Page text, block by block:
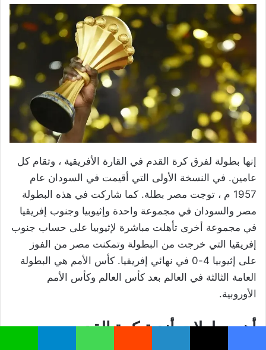
إنها بطولة لفرق كرة القدم في القارة الأفريقية ، وتقام كل
عامين. في النسخة الأولى التي أقيمت في السودان عام
1957 م ، توجت مصر بطلة. كما شاركت في هذه البطولة
مصر والسودان في مجموعة واحدة وإثيوبيا وجنوب إفريقيا
في مجموعة أخرى تأهلت مباشرة لإثيوبيا على حساب جنوب
إفريقيا التي خرجت من البطولة وتمكنت مصر من الفوز
على إثيوبيا 4-0 في نهائي إفريقيا. كأس الأمم هي البطولة
العامة الثالثة في العالم بعد كأس العالم وكأس الأمم
الأوروبية.
أهم بطولات أندية كرة القدم